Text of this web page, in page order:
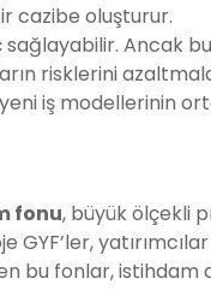
cazibe oluşturur.
Ancak bu
risklerini
iş modellerinin
fonu, büyük ölçekli
bu fonlar, istihdam